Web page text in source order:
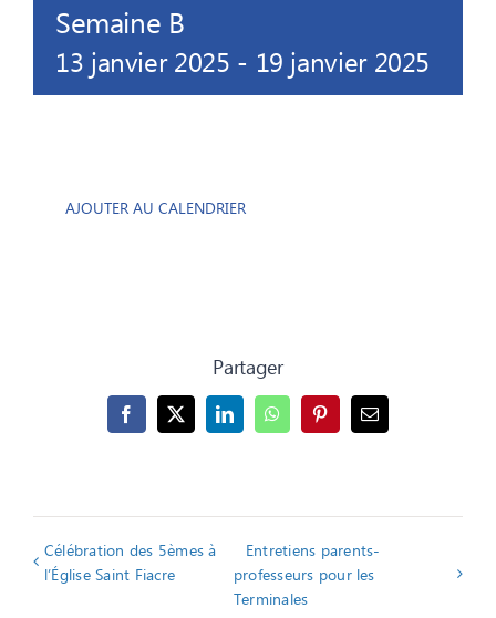
Semaine B
13 janvier 2025 - 19 janvier 2025
AJOUTER AU CALENDRIER
Partager
Facebook
X LinkedInWhatsAppPinterestEmail
Célébration des 5èmes à
l’Église Saint Fiacre
Entretiens parents-
professeurs pour les
Terminales